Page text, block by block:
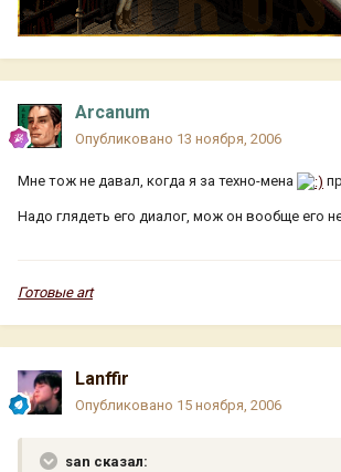
Arcanum
Опубликовано 13 ноября, 2006
Мне тож не давал, когда я за техно-мена
Надо глядеть его диалог, мож он вообще его
Готовые art
Lanffir
Опубликовано 15 ноября, 2006
san сказал: